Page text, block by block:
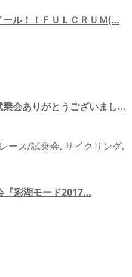
ル！！ＦＵＬＣＲＵＭ(…
乗会ありがとうございまし…
ース/試乗会, サイクリング,
『彩湖モード2017…